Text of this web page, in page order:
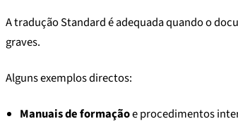
A tradução Standard é adequada quando o
graves.
Alguns exemplos directos:
Manuais de formaçãoe procedimentos